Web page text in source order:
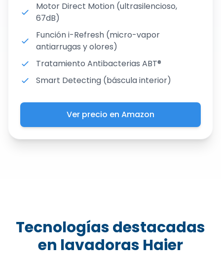
Motor Direct Motion (ultrasilencioso,
67dB)
Función i-Refresh (micro-vapor
antiarrugas y olores)
Tratamiento Antibacterias ABT®
Smart Detecting (báscula interior)
Ver precio en Amazon
Tecnologías destacadas
en lavadoras Haier